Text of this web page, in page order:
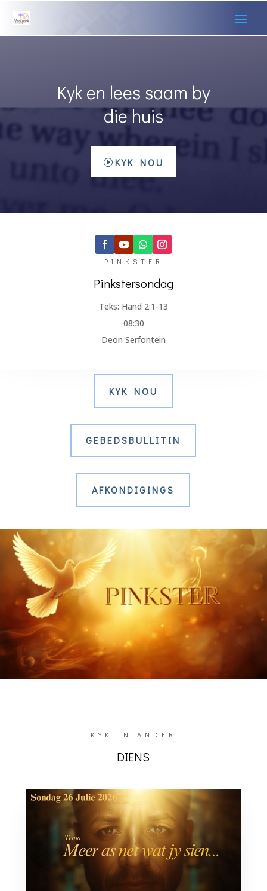
Kyk en lees saam by
die huis
KYK NOU
PINKSTER
Pinkstersondag
Teks: Hand 2:1-13
08:30
Deon Serfontein
KYK NOU
GEBEDSBULLITIN
AFKONDIGINGS
KYK 'N ANDER
DIENS